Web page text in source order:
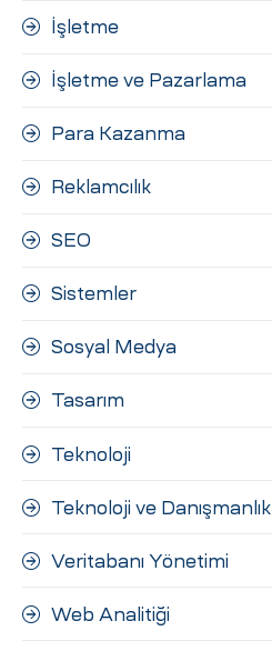
İşletme
İşletme ve Pazarlama
Para Kazanma
Reklamcılık
SEO
Sistemler
Sosyal Medya
Tasarım
Teknoloji
Teknoloji ve Danışmanlık
Veritabanı Yönetimi
Web Analitiği